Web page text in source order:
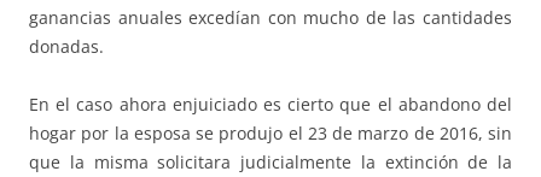
ganancias anuales excedían con mucho de las cantidades
donadas.
En el caso ahora enjuiciado es cierto que el abandono del
hogar por la esposa se produjo el 23 de marzo de 2016, sin
que la misma solicitara judicialmente la extinción de la